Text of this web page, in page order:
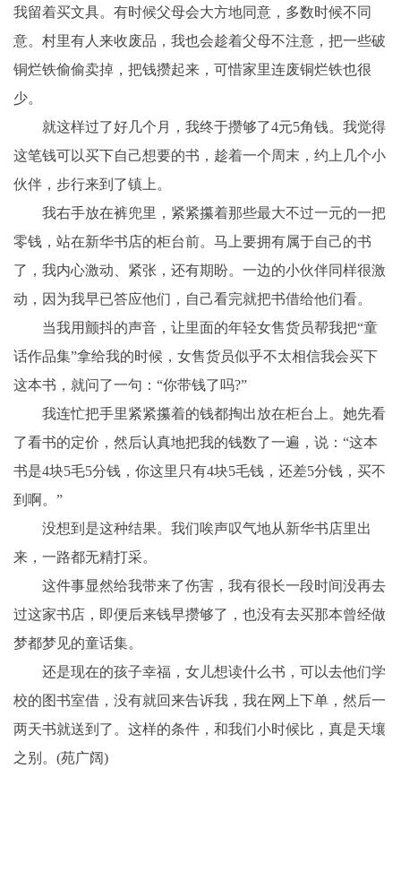
我留着买文具。有时候父母会大方地同意，多数时候不同
意。村里有人来收废品，我也会趁着父母不注意，把一些破
铜烂铁偷偷卖掉，把钱攒起来，可惜家里连废铜烂铁也很
少。
就这样过了好几个月，我终于攒够了4元5角钱。我觉得
这笔钱可以买下自己想要的书，趁着一个周末，约上几个小
伙伴，步行来到了镇上。
我右手放在裤兜里，紧紧攥着那些最大不过一元的一把
零钱，站在新华书店的柜台前。马上要拥有属于自己的书
了，我内心激动、紧张，还有期盼。一边的小伙伴同样很激
动，因为我早已答应他们，自己看完就把书借给他们看。
当我用颤抖的声音，让里面的年轻女售货员帮我把“童
话作品集”拿给我的时候，女售货员似乎不太相信我会买下
这本书，就问了一句：“你带钱了吗?”
我连忙把手里紧紧攥着的钱都掏出放在柜台上。她先看
了看书的定价，然后认真地把我的钱数了一遍，说：“这本
书是4块5毛5分钱，你这里只有4块5毛钱，还差5分钱，买不
到啊。”
没想到是这种结果。我们唉声叹气地从新华书店里出
来，一路都无精打采。
这件事显然给我带来了伤害，我有很长一段时间没再去
过这家书店，即便后来钱早攒够了，也没有去买那本曾经做
梦都梦见的童话集。
还是现在的孩子幸福，女儿想读什么书，可以去他们学
校的图书室借，没有就回来告诉我，我在网上下单，然后一
两天书就送到了。这样的条件，和我们小时候比，真是天壤
之别。(苑广阔)